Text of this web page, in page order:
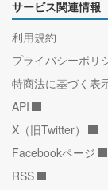
サービス関連情報
利用規約
プライバシーポリ
特商法に基づく表
API
X（旧Twitter）
Facebookページ
RSS